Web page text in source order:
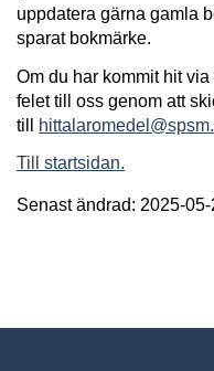
uppdatera gärna gamla
sparat bokmärke.
Om du har kommit hit
felet till oss genom att
till
Till startsidan.
Senast ändrad: 2025-